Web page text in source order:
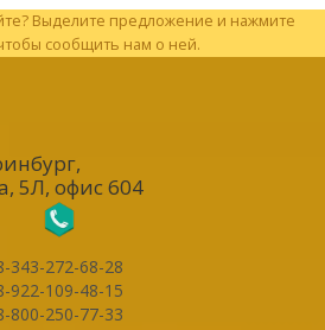
Выделите предложение и нажмите
сообщить нам о ней.
,
5Л, офис 604
343-272-68-28
922-109-48-15
800-250-77-33